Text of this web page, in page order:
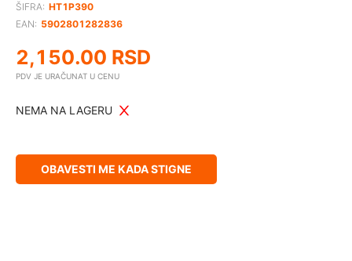
ŠIFRA: HT1P390
EAN: 5902801282836
2,150.00 RSD
PDV JE URAČUNAT U CENU
NEMA NA LAGERU
OBAVESTI ME KADA STIGNE